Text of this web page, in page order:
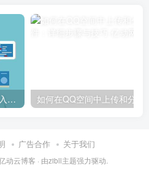
如何访问网站：从浏览器输入到页面加载的完整步骤详解
广告合作 关于我们
动云博客 · 由zibll主题强力驱动.